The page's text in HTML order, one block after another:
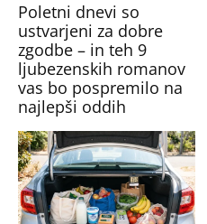
Poletni dnevi so
ustvarjeni za dobre
zgodbe – in teh 9
ljubezenskih romanov
vas bo pospremilo na
najlepši oddih